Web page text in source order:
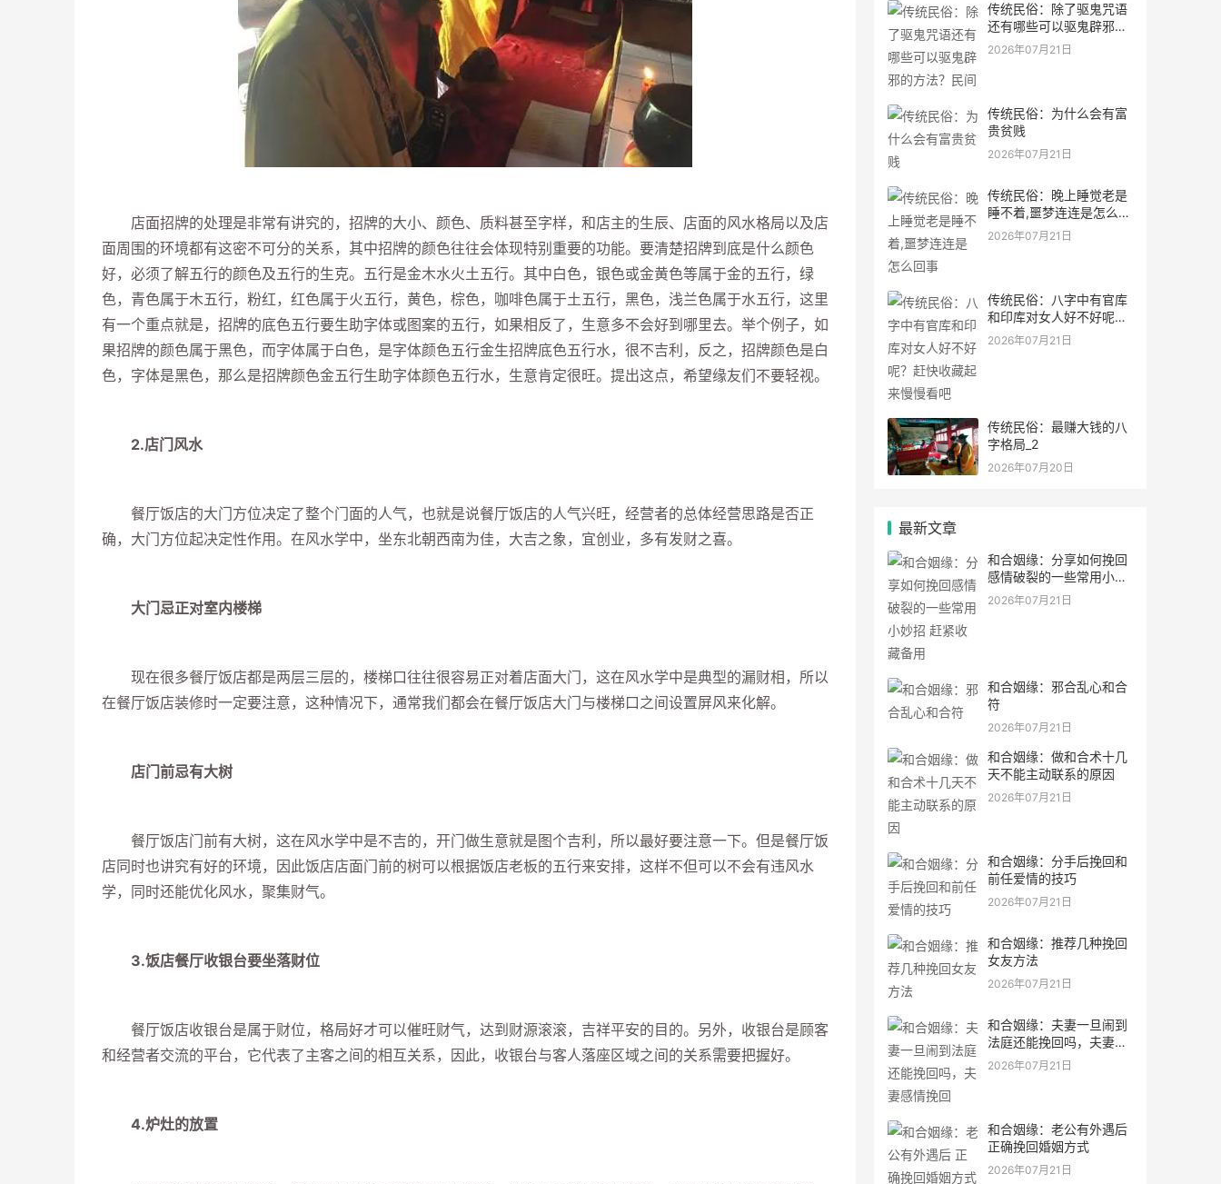
店面招牌的处理是非常有讲究的，招牌的大小、颜色、质料甚至字样，和店主的生辰、店面的风水格局以及店
面周围的环境都有这密不可分的关系，其中招牌的颜色往往会体现特别重要的功能。要清楚招牌到底是什么颜色
好，必须了解五行的颜色及五行的生克。五行是金木水火土五行。其中白色，银色或金黄色等属于金的五行，绿
色，青色属于木五行，粉红，红色属于火五行，黄色，棕色，咖啡色属于土五行，黑色，浅兰色属于水五行，这里
有一个重点就是，招牌的底色五行要生助字体或图案的五行，如果相反了，生意多不会好到哪里去。举个例子，如
果招牌的颜色属于黑色，而字体属于白色，是字体颜色五行金生招牌底色五行水，很不吉利，反之，招牌颜色是白
色，字体是黑色，那么是招牌颜色金五行生助字体颜色五行水，生意肯定很旺。提出这点，希望缘友们不要轻视。
2.店门风水
餐厅饭店的大门方位决定了整个门面的人气，也就是说餐厅饭店的人气兴旺，经营者的总体经营思路是否正
确，大门方位起决定性作用。在风水学中，坐东北朝西南为佳，大吉之象，宜创业，多有发财之喜。
大门忌正对室内楼梯
现在很多餐厅饭店都是两层三层的，楼梯口往往很容易正对着店面大门，这在风水学中是典型的漏财相，所以
在餐厅饭店装修时一定要注意，这种情况下，通常我们都会在餐厅饭店大门与楼梯口之间设置屏风来化解。
店门前忌有大树
餐厅饭店门前有大树，这在风水学中是不吉的，开门做生意就是图个吉利，所以最好要注意一下。但是餐厅饭
店同时也讲究有好的环境，因此饭店店面门前的树可以根据饭店老板的五行来安排，这样不但可以不会有违风水
学，同时还能优化风水，聚集财气。
3.饭店餐厅收银台要坐落财位
餐厅饭店收银台是属于财位，格局好才可以催旺财气，达到财源滚滚，吉祥平安的目的。另外，收银台是顾客
和经营者交流的平台，它代表了主客之间的相互关系，因此，收银台与客人落座区域之间的关系需要把握好。
4.炉灶的放置
传统民俗：除了驱鬼咒语
还有哪些可以驱鬼辟邪的
方法？民间
2026年07月21日
传统民俗：为什么会有富
贵贫贱
2026年07月21日
传统民俗：晚上睡觉老是
睡不着,噩梦连连是怎么回
事
2026年07月21日
传统民俗：八字中有官库
和印库对女人好不好呢？
赶快收藏起来慢慢看吧
2026年07月21日
传统民俗：最赚大钱的八
字格局_2
2026年07月20日
最新文章
和合姻缘：分享如何挽回
感情破裂的一些常用小妙
招 赶紧收藏备用
2026年07月21日
和合姻缘：邪合乱心和合
符
2026年07月21日
和合姻缘：做和合术十几
天不能主动联系的原因
2026年07月21日
和合姻缘：分手后挽回和
前任爱情的技巧
2026年07月21日
和合姻缘：推荐几种挽回
女友方法
2026年07月21日
和合姻缘：夫妻一旦闹到
法庭还能挽回吗，夫妻感
情挽回
2026年07月21日
和合姻缘：老公有外遇后
正确挽回婚姻方式
2026年07月21日